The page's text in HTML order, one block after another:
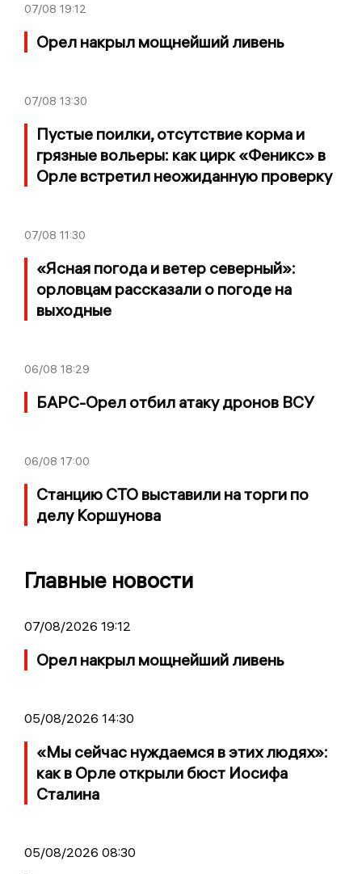
07/08 19:12
Орел накрыл мощнейший ливень
07/08 13:30
Пустые поилки, отсутствие корма и
грязные вольеры: как цирк «Феникс» в
Орле встретил неожиданную проверку
07/08 11:30
«Ясная погода и ветер северный»:
орловцам рассказали о погоде на
выходные
06/08 18:29
БАРС-Орел отбил атаку дронов ВСУ
06/08 17:00
Станцию СТО выставили на торги по
делу Коршунова
Главные новости
07/08/2026 19:12
Орел накрыл мощнейший ливень
05/08/2026 14:30
«Мы сейчас нуждаемся в этих людях»:
как в Орле открыли бюст Иосифа
Сталина
05/08/2026 08:30